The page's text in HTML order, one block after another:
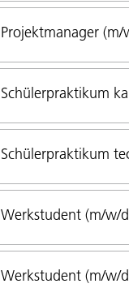
Projektmanager (m/
Schülerpraktikum
Schülerpraktikum
Werkstudent (m/w/
Werkstudent (m/w/